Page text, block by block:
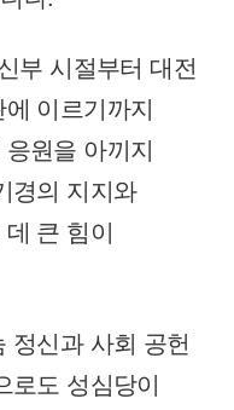
부 시절부터 대전
이르기까지
원을 아끼지
경의 지지와
큰 힘이
정신과 사회 공헌
로도 성심당이